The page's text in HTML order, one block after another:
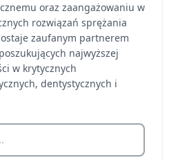
oraz zaangażowaniu w
rozwiązań sprężania
zaufanym partnerem
najwyższej
w krytycznych
dentystycznych i